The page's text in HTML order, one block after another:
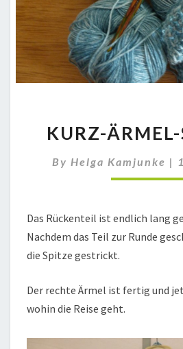
4
KURZ-
By Helga Kamjunke |
Das Rückenteil ist endlich lang
Nachdem das Teil zur Runde
die Spitze gestrickt.
Der rechte Ärmel ist fertig und
wohin die Reise geht.